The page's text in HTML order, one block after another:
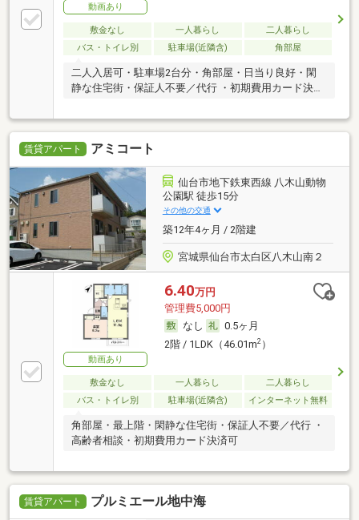
動画あり
敷金なし 一人暮らし
二人暮らし
バス・トイレ別
駐車場(近隣含) 角部屋
二人入居可・駐車場2台分・角部屋・日当り良好・閑
静な住宅街・保証人不要／代行 ・初期費用カード決済
賃貸アパート アミコート
仙台市地下鉄東西線 八木山動物
公園駅 徒歩15分
その他の交通
築12年4ヶ月 / 2階建
宮城県仙台市太白区八木山南２
動画あり
6.40万円
管理費5,000円
なし
0.5ヶ月
2階 / 1LDK（46.01m2）
敷金なし 一人暮らし
二人暮らし
バス・トイレ別
駐車場(近隣含) インターネット無料
角部屋・最上階・閑静な住宅街・保証人不要／代行 ・
高齢者相談・初期費用カード決済可
賃貸アパート プルミエール地中海